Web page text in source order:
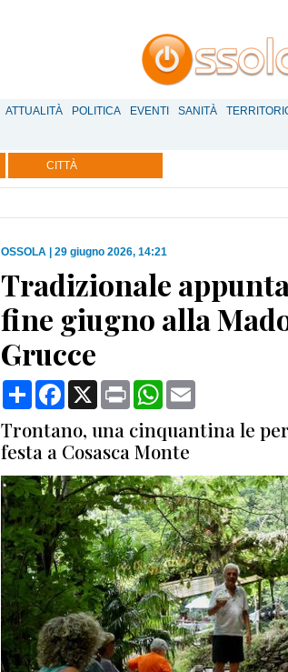
ATTUALITÀ POLITICA EVENTI SANITÀ
CITTÀ
OSSOLA 29 giugno 2026, 14:21
Tradizionale
fine giugno alla
Grucce
CondividiFacebook
X Print WhatsApp
Trontano, una cinquantina le
festa a Cosasca Monte